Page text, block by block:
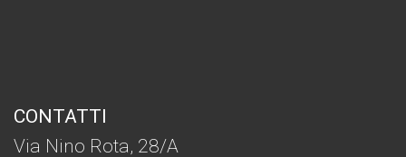
CONTATTI
Via Nino Rota, 28/A